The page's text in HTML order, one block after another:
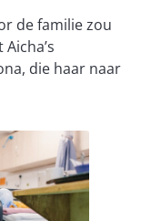
de familie zou
die haar naar